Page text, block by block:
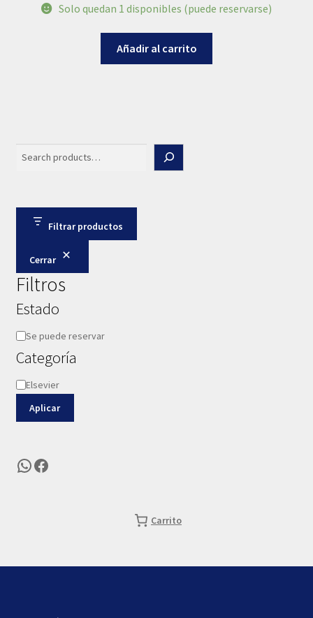
Solo quedan 1 disponibles (puede reservarse)
Añadir al carrito
Filtrar productos
Cerrar
Filtros
Estado
Disponibilidad
Se puede reservar
Categoría
Categoría
Elsevier
Aplicar
WhatsApp
Facebook
Carrito